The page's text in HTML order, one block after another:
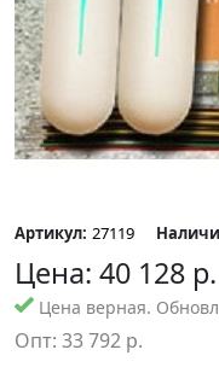
Артикул: 27119
Цена: 40 128 р.
Цена верная.
Опт: 33 792 р.